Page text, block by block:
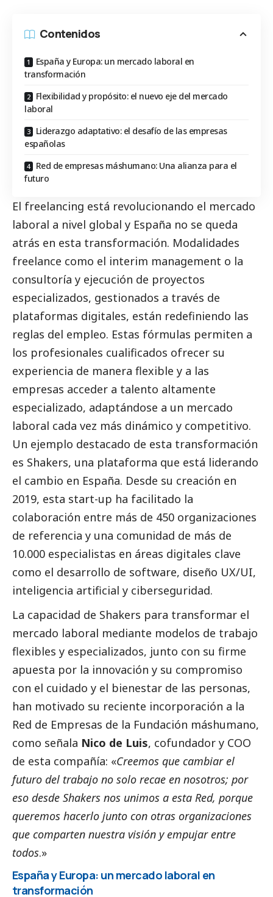
Contenidos
España y Europa: un mercado laboral en
transformación
Flexibilidad y propósito: el nuevo eje del mercado
laboral
Liderazgo adaptativo: el desafío de las empresas
españolas
Red de empresas máshumano: Una alianza para el
futuro
El freelancing está revolucionando el mercado
laboral a nivel global y España no se queda
atrás en esta transformación. Modalidades
freelance como el interim management o la
consultoría y ejecución de proyectos
especializados, gestionados a través de
plataformas digitales, están redefiniendo las
reglas del empleo. Estas fórmulas permiten a
los profesionales cualificados ofrecer su
experiencia de manera flexible y a las
empresas acceder a talento altamente
especializado, adaptándose a un mercado
laboral cada vez más dinámico y competitivo.
Un ejemplo destacado de esta transformación
es Shakers, una plataforma que está liderando
el cambio en España. Desde su creación en
2019, esta start-up ha facilitado la
colaboración entre más de 450 organizaciones
de referencia y una comunidad de más de
10.000 especialistas en áreas digitales clave
como el desarrollo de software, diseño UX/UI,
inteligencia artificial y ciberseguridad.
La capacidad de Shakers para transformar el
mercado laboral mediante modelos de trabajo
flexibles y especializados, junto con su firme
apuesta por la innovación y su compromiso
con el cuidado y el bienestar de las personas,
han motivado su reciente incorporación a la
Red de Empresas de la Fundación máshumano,
como señala Nico de Luis, cofundador y COO
de esta compañía: «Creemos que cambiar el
futuro del trabajo no solo recae en nosotros; por
eso desde Shakers nos unimos a esta Red, porque
queremos hacerlo junto con otras organizaciones
que comparten nuestra visión y empujar entre
todos.»
España y Europa: un mercado laboral en
transformación